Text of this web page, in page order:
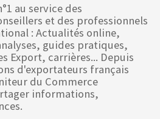
au service des
et des professionnels
: Actualités online,
guides pratiques,
Export, carrières... Depuis
d'exportateurs français
du Commerce
informations,